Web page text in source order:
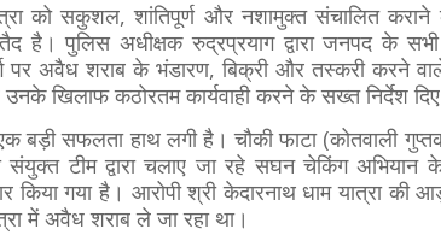
को सकुशल, शांतिपूर्ण और नशामुक्त संचालित कराने
है। पुलिस अधीक्षक रुद्रप्रयाग द्वारा जनपद के सभी
पर अवैध शराब के भंडारण, बिक्री और तस्करी करने
खिलाफ कठोरतम कार्यवाही करने के सख्त निर्देश
बड़ी सफलता हाथ लगी है। चौकी फाटा (कोतवाली
टीम द्वारा चलाए जा रहे सघन चेकिंग अभियान
किया गया है। आरोपी श्री केदारनाथ धाम यात्रा की
में अवैध शराब ले जा रहा था।